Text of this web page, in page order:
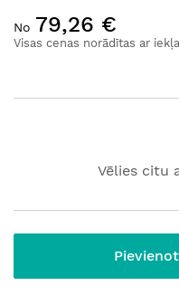
uz
galerijas
Visas cenas norādītas ar
No 79,26 €
Vēlies citu